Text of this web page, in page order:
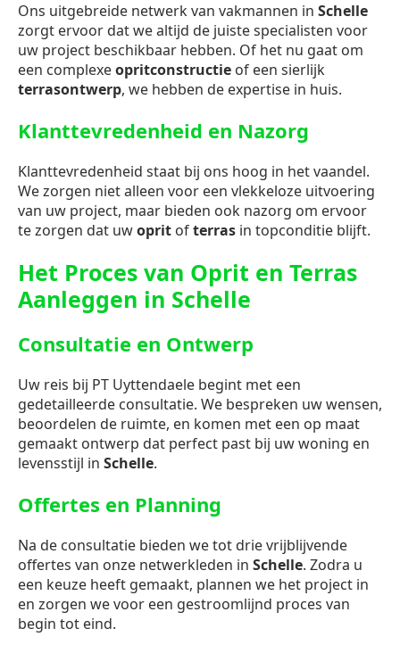
Ons uitgebreide netwerk van vakmannen in Schelle
zorgt ervoor dat we altijd de juiste specialisten voor
uw project beschikbaar hebben. Of het nu gaat om
een complexeopritconstructie of een sierlijk
terrasontwerp, we hebben de expertise in huis.
Klanttevredenheid en Nazorg
Klanttevredenheid staat bij ons hoog in het vaandel.
We zorgen niet alleen voor een vlekkeloze uitvoering
van uw project, maar bieden ook nazorg om ervoor
te zorgen dat uwoprit ofterras in topconditie blijft.
Het Proces van Oprit en Terras
Aanleggen in Schelle
Consultatie en Ontwerp
Uw reis bij PT Uyttendaele begint met een
gedetailleerde consultatie. We bespreken uw wensen,
beoordelen de ruimte, en komen met een op maat
gemaakt ontwerp dat perfect past bij uw woning en
levensstijl in Schelle.
Offertes en Planning
Na de consultatie bieden we tot drie vrijblijvende
offertes van onze netwerkleden in Schelle. Zodra u
een keuze heeft gemaakt, plannen we het project in
en zorgen we voor een gestroomlijnd proces van
begin tot eind.